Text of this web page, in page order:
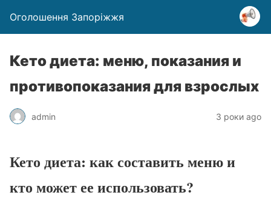
Оголошення Запоріжжя
Кето диета: меню, показания и
противопоказания для взрослых
admin 3 роки ago
Кето диета: как составить меню и
кто может ее использовать?